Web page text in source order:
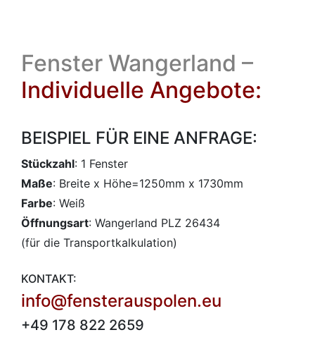
Fenster Wangerland –
Individuelle Angebote:
BEISPIEL FÜR EINE ANFRAGE:
Stückzahl: 1 Fenster
Maße: Breite x Höhe=1250mm x 1730mm
Farbe: Weiß
Öffnungsart: Wangerland PLZ 26434
(für die Transportkalkulation)
KONTAKT:
info@fensterauspolen.eu
+49 178 822 2659